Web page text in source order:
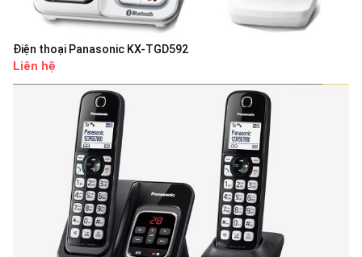
Điện thoại Panasonic KX-TGD592
Liên hệ